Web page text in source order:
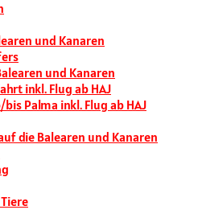
und Kanaren
und Kanaren
inkl. Flug ab HAJ
Palma inkl. Flug ab HAJ
die Balearen und Kanaren